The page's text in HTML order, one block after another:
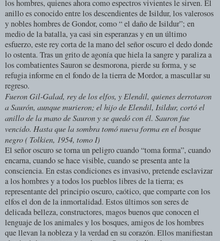
los hombres, quienes ahora como espectros vivientes le sirven. El
anillo es conocido entre los descendientes de Isildur, los valerosos
y nobles hombres de Gondor, como “ el daño de Isildur”; en
medio de la batalla, ya casi sin esperanzas y en un último
esfuerzo, este rey corta de la mano del señor oscuro el dedo donde
lo ostenta. Tras un grito de agonía que hiela la sangre y paraliza a
los combatientes Sauron se desmorona, pierde su forma, y se
refugia informe en el fondo de la tierra de Mordor, a mascullar su
regreso.
Fueron Gil-Galad, rey de los elfos, y Elendil, quienes derrotaron
a Saurón, aunque murieron; el hijo de Elendil, Isildur, cortó el
anillo de la mano de Sauron y se quedó con él. Sauron fue
vencido. Hasta que la sombra tomó nueva forma en el bosque
negro ( Tolkien, 1954, tomo I)
El señor oscuro se torna un peligro cuando “toma forma”, cuando
encarna, cuando se hace visible, cuando se presenta ante la
consciencia. En estas condiciones es invasivo, pretende esclavizar
a los hombres y a todos los pueblos libres de la tierra; es
representante del principio oscuro, caótico, que comparte con los
elfos el don de la inmortalidad. Estos últimos son seres de
delicada belleza, constructores, magos buenos que conocen el
lenguaje de los animales y los bosques, amigos de los hombres
que llevan la nobleza y la verdad en su corazón. Ellos manifiestan